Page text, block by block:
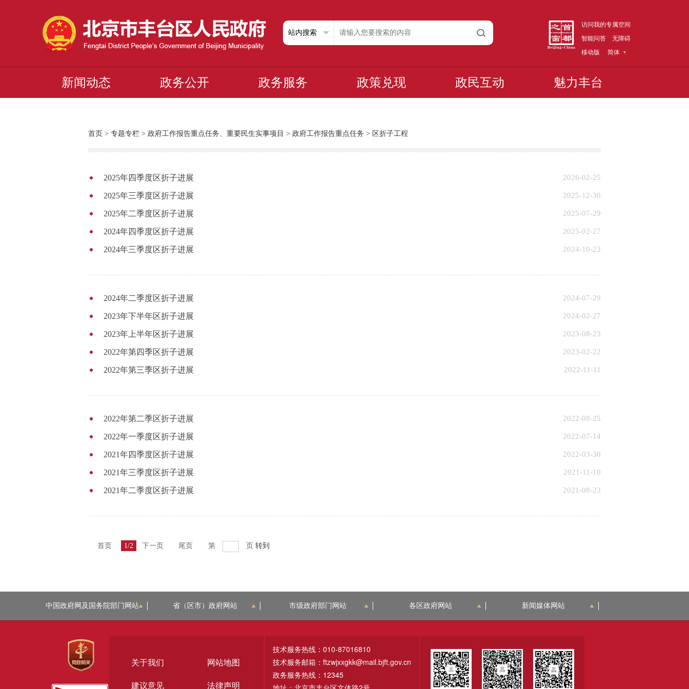
访问我的专属空间
智能问答
无障碍
移动版
简体
新闻动态 政务公开 政务服务 政策兑现 政民互动 魅力丰台
首页 > 专题专栏 > 政府工作报告重点任务、重要民生实事项目 > 政府工作报告重点任务 > 区折子工程
2025年四季度区折子进展 2026-02-25
2025年三季度区折子进展 2025-12-30
2025年二季度区折子进展 2025-07-29
2024年四季度区折子进展 2025-02-27
2024年三季度区折子进展 2024-10-23
2024年二季度区折子进展 2024-07-29
2023年下半年区折子进展 2024-02-27
2023年上半年区折子进展 2023-08-23
2022年第四季区折子进展 2023-02-22
2022年第三季区折子进展 2022-11-11
2022年第二季区折子进展 2022-08-25
2022年一季度区折子进展 2022-07-14
2021年四季度区折子进展 2022-03-30
2021年三季度区折子进展 2021-11-10
2021年二季度区折子进展 2021-08-23
首页 1/2 下一页 尾页 第 页 转到
中国政府网及国务院部门网站 省（区市）政府网站 市级政府部门网站 各区政府网站 新闻媒体网站
关于我们 网站地图
建议意见 法律声明
技术服务热线：010-87016810
技术服务邮箱：ftzwjxxgkk@mail.bjft.gov.cn
政务服务热线：12345